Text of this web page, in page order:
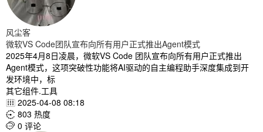
风尘客
微软VS Code团队宣布向所有用户正式推出Agent模式
2025年4月8日凌晨，微软VS Code 团队宣布向所有用户正式推出
Agent模式，这项突破性功能将AI驱动的自主编程助手深度集成到开
发环境中，标
其它组件.工具
 2025-04-08 08:18
 803 热度
 0 评论